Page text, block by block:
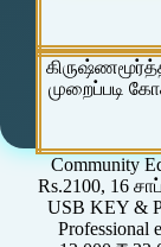
முறைப்படி
Community
Rs.2100, 16
USB KEY &